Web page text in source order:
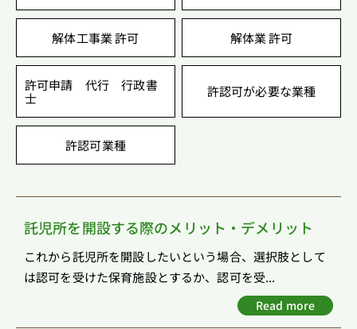
解体工事業 許可 解体業 許可
許可申請 代行 行政書
士
許認可が必要な業種
許認可業種
託児所を開設する際のメリット・デメリット
これから託児所を開設したいという場合、選択肢として
は認可を受けた保育施設とするか、認可を受...
Read more